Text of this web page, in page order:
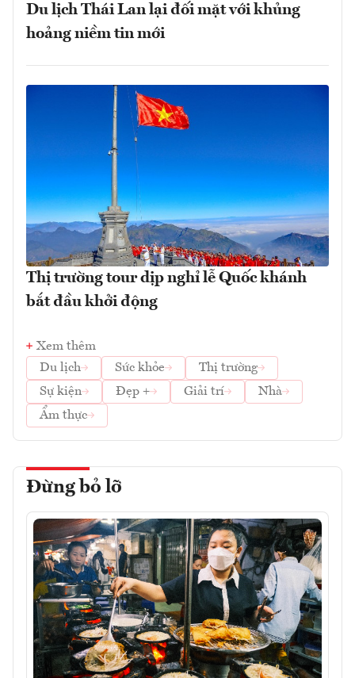
Du lịch Thái Lan lại đối mặt với khủng
hoảng niềm tin mới
Thị trường tour dịp nghỉ lễ Quốc khánh
bắt đầu khởi động
Xem thêm
Du lịch
Sức khỏe
Thị trường
Sự kiện
Đẹp + Giải trí
Nhà
Ẩm thực
Đừng bỏ lỡ